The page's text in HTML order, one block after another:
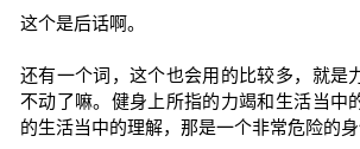
这个是后话啊。
还有一个词，这个也会用的比较多，就是
不动了嘛。健身上所指的力竭和生活当中
的生活当中的理解，那是一个非常危险的身